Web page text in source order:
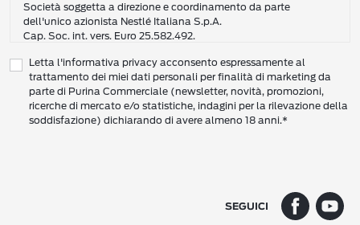
Società soggetta a direzione e coordinamento da parte
dell'unico azionista Nestlé Italiana S.p.A.
Cap. Soc. int. vers. Euro 25.582.492.
6 - 20057 Assago (Mi)
Tel.: +39 02 8181 1
Codice Fiscale e Partita I.V.A. 10805410965
PEC: pur.it@pec.it
(“Informativa”) per conoscere le nostre politiche e pratiche relative ai vostri Dati
Letta l'informativa privacy acconsento espressamente al
trattamento dei miei dati personali per finalità di marketing da
parte di Purina Commerciale (newsletter, novità, promozioni,
ricerche di mercato e/o statistiche, indagini per la rilevazione della
soddisfazione) dichiarando di avere almeno 18 anni.*
SEGUICI